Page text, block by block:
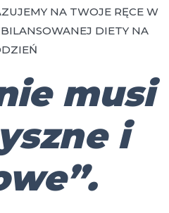
NA TWOJE RĘCE W
DIETY NA
musi
i